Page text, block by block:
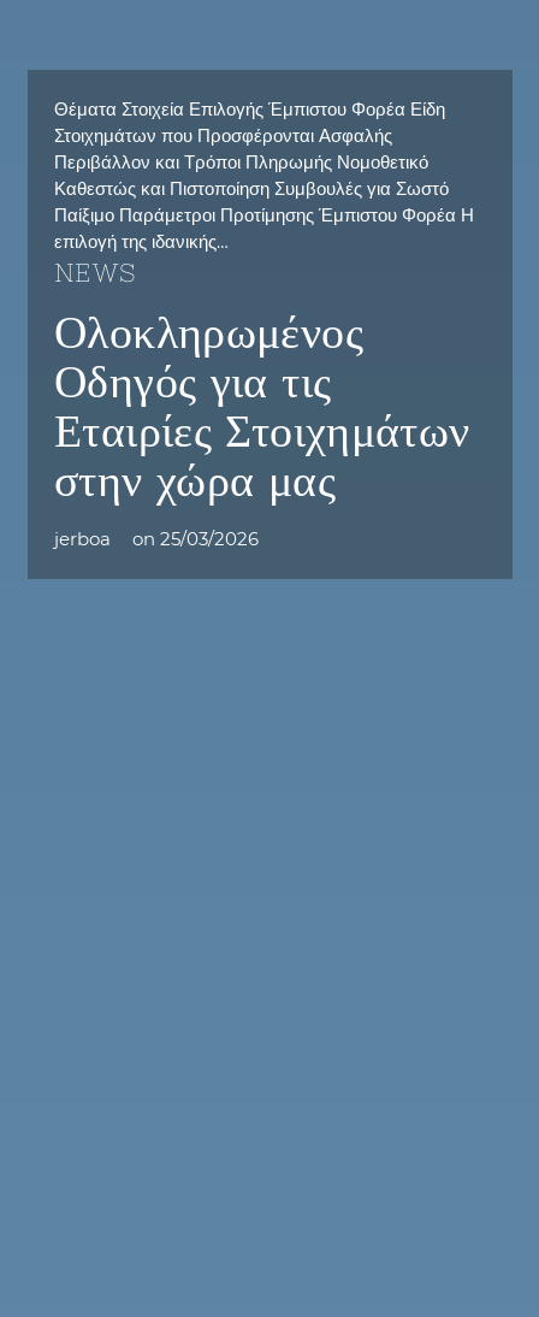
Θέματα Στοιχεία Επιλογής Έμπιστου Φορέα Είδη
Στοιχημάτων που Προσφέρονται Ασφαλής
Περιβάλλον και Τρόποι Πληρωμής Νομοθετικό
Καθεστώς και Πιστοποίηση Συμβουλές για Σωστό
Παίξιμο Παράμετροι Προτίμησης Έμπιστου Φορέα Η
επιλογή της ιδανικής…
NEWS
Ολοκληρωμένος
Οδηγός για τις
Εταιρίες Στοιχημάτων
στην χώρα μας
jerboa on 25/03/2026